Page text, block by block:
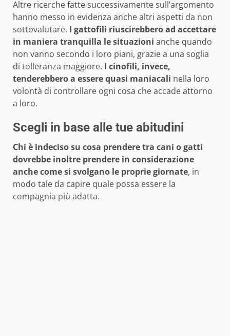
Altre ricerche fatte successivamente sull’argomento
hanno messo in evidenza anche altri aspetti da non
sottovalutare. I gattofili riuscirebbero ad accettare
in maniera tranquilla le situazioni anche quando
non vanno secondo i loro piani, grazie a una soglia
di tolleranza maggiore. I cinofili, invece,
tenderebbero a essere quasi maniacali nella loro
volontà di controllare ogni cosa che accade attorno
a loro.
Scegli in base alle tue abitudini
Chi è indeciso su cosa prendere tra cani o gatti
dovrebbe inoltre prendere in considerazione
anche come si svolgano le proprie giornate, in
modo tale da capire quale possa essere la
compagnia più adatta.